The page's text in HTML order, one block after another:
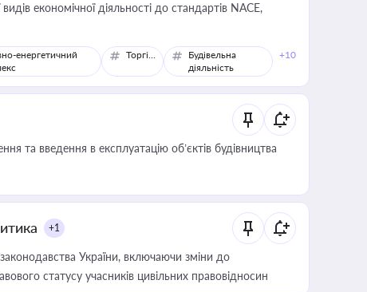
економічної діяльності до стандартів NACE,
енергетичний
Торгівля
Будівельна
діяльність
+10
та введення в експлуатацію об’єктів будівництва
+1
України, включаючи зміни до
статусу учасників цивільних правовідносин